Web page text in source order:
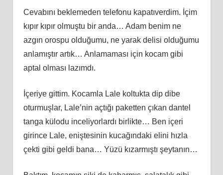
Cevabını beklemeden telefonu kapatıverdim. İçim
kıpır kıpır olmuştu bir anda… Adam benim ne
azgın orospu olduğumu, ne yarak delisi olduğumu
anlamıştır artık… Anlamaması için kocam gibi
aptal olması lazımdı.
İçeriye gittim. Kocamla Lale koltukta dip dibe
oturmuşlar, Lale’nin açtığı paketten çıkan dantel
tanga külodu inceliyorlardı birlikte… Ben içeri
girince Lale, eniştesinin kucağındaki elini hızla
çekti gibi geldi bana… Yüzü kızarmıştı şeytanın…